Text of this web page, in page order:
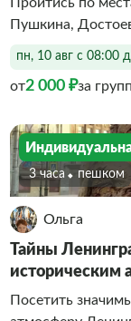
Пушкина,
пн, 10 авг с 08:00
от2 000 ₽за
3 часа Пешком
Ольга
Тайны
историческим
Посетить